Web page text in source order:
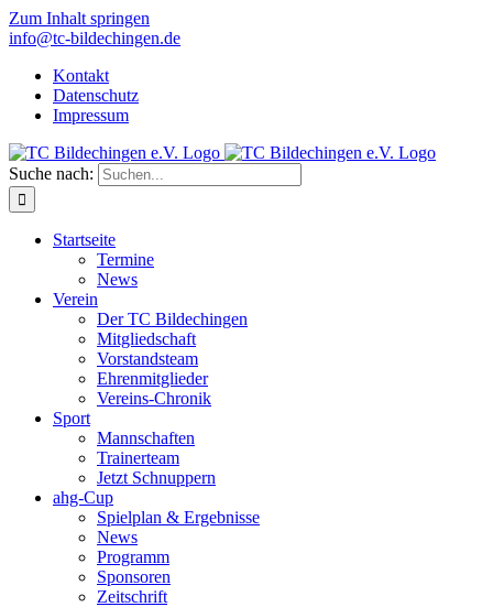
Zum Inhalt springen
info@tc-bildechingen.de
Kontakt
Datenschutz
Impressum
Suche nach:
Startseite
Termine
News
Verein
Der TC Bildechingen
Mitgliedschaft
Vorstandsteam
Ehrenmitglieder
Vereins-Chronik
Sport
Mannschaften
Trainerteam
Jetzt Schnuppern
ahg-Cup
Spielplan & Ergebnisse
News
Programm
Sponsoren
Zeitschrift